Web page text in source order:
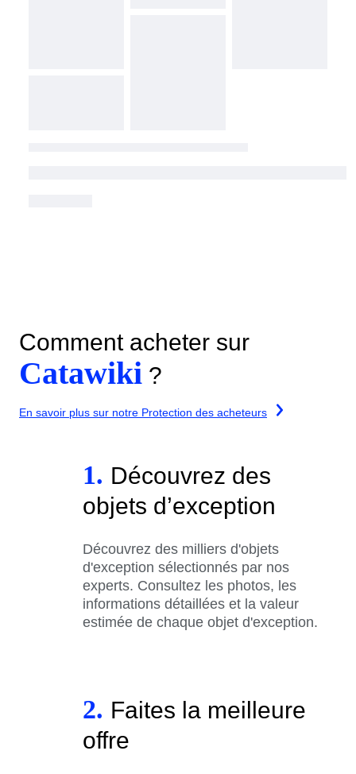
Comment acheter sur
Catawiki ?
En savoir plus sur notre Protection des acheteurs
1. Découvrez des
objets d’exception
Découvrez des milliers d'objets
d'exception sélectionnés par nos
experts. Consultez les photos, les
informations détaillées et la valeur
estimée de chaque objet d'exception.
2. Faites la meilleure
offre